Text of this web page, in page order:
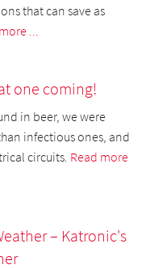
that can save as
...
one coming!
in beer, we were
infectious ones, and
circuits. Read more
– Katronic's